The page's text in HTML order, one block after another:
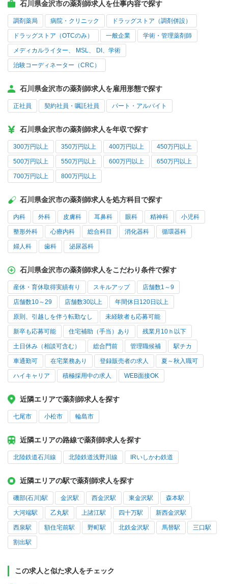
石川県金沢市の薬剤師求人を仕事内容で探す
調剤薬局 病院・クリニック ドラッグストア（調剤併設）
ドラッグストア（OTCのみ） 一般企業 学術・管理薬剤師
メディカルライター、 MSL、 DI、学術
治験コーディネーター（CRC）
石川県金沢市の薬剤師求人を雇用形態で探す
正社員 契約社員・嘱託社員 パート・アルバイト
石川県金沢市の薬剤師求人を年収で探す
300万円以上 350万円以上 400万円以上 450万円以上
500万円以上 550万円以上 600万円以上 650万円以上
700万円以上 800万円以上
石川県金沢市の薬剤師求人を処方科目で探す
内科 外科 皮膚科 耳鼻科 眼科 精神科 小児科
整形外科 心療内科 総合科目 消化器科 循環器科
婦人科 歯科 泌尿器科
石川県金沢市の薬剤師求人をこだわり条件で探す
産休・育休取得実績有り スキルアップ 店舗数1～9
店舗数10～29 店舗数30以上 年間休日120日以上
原則、引越しを伴う転勤なし 未経験者も応募可能
新卒も応募可能 住宅補助（手当）あり 残業月10ｈ以下
土日休み（相談可含む） 総合門前 管理職候補 駅チカ
車通勤可 在宅業務あり 登録販売者の求人 夏～秋入職可
ハイキャリア 積極採用中の求人 WEB面接OK
近隣エリアで薬剤師求人を探す
七尾市 小松市 輪島市
近隣エリアの路線で薬剤師求人を探す
北陸鉄道石川線 北陸鉄道浅野川線 IRいしかわ鉄道
近隣エリアの駅で薬剤師求人を探す
磯部(石川)駅 金沢駅 西金沢駅 東金沢駅 森本駅
大河端駅 乙丸駅 上諸江駅 四十万駅 新西金沢駅
西泉駅 額住宅前駅 野町駅 北鉄金沢駅 馬替駅 三口駅
割出駅
この求人と似た求人をチェック